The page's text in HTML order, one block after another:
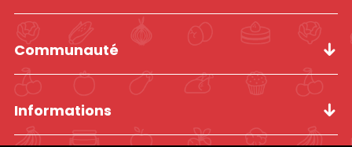
Communauté
Informations